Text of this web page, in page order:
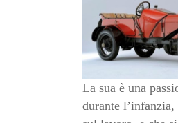
La sua è una
durante